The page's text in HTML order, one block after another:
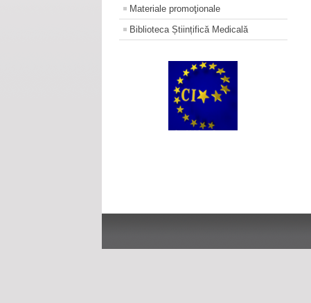
Materiale promoţionale
Biblioteca Științifică Medicală